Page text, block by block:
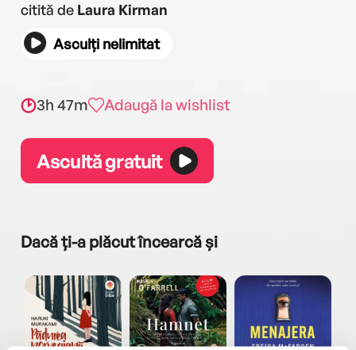
citită de Laura Kirman
Asculți nelimitat
3h 47m Adaugă la wishlist
Ascultă gratuit
Dacă ți-a plăcut încearcă și